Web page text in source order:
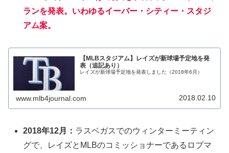
ランを発表。いわゆるイーバー・シティー・スタジ
アム案。
【MLBスタジアム】レイズが新球場予定地を発
表（追記あり）
レイズが新球場予定地を発表しました（2018年6月）
www.mlb4journal.com 2018.02.10
2018年12月： ラスベガスでのウィンターミーティン
グで、レイズとMLBのコミッショナーであるロブマ